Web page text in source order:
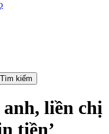
anh, liền chị
tiền’